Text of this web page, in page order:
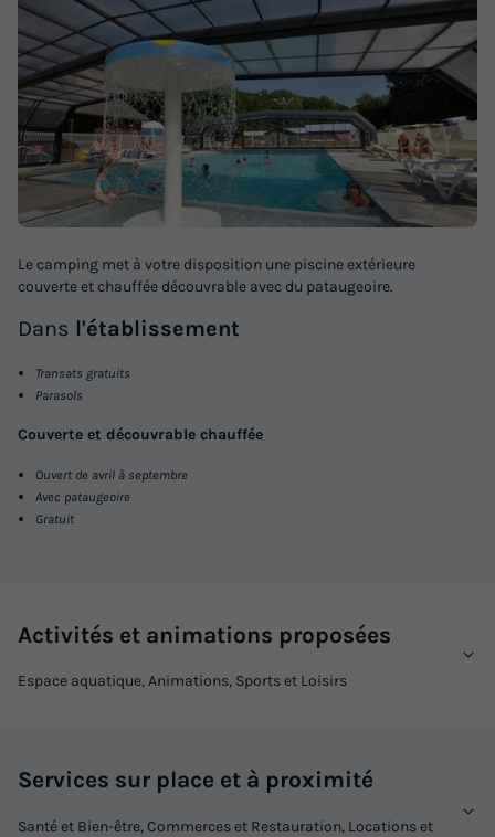
Le camping met à votre disposition une piscine extérieure
couverte et chauffée découvrable avec du pataugeoire.
Dans l'établissement
Transats gratuits
Parasols
Couverte et découvrable chauffée
Ouvert de avril à septembre
Avec pataugeoire
Gratuit
Activités et animations proposées
Espace aquatique, Animations, Sports et Loisirs
Services sur place et à proximité
Santé et Bien-être, Commerces et Restauration, Locations et